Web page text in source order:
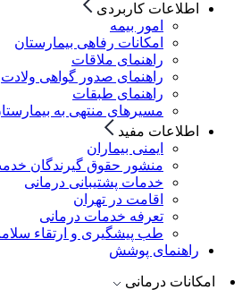
اطلاعات کاربردی
امور بیمه
امکانات رفاهی بیمارستان
راهنمای ملاقات
راهنمای صدور گواهی ولادت
راهنمای طبقات
مسیرهای منتهی به
اطلاعات مفید
ایمنی بیماران
منشور حقوق گیرندگان
خدمات پشتیبانی درمانی
اقامت در تهران
تعرفه خدمات درمانی
طب پیشگیری و ارتقاء
راهنمای پوشش
امکانات درمانی